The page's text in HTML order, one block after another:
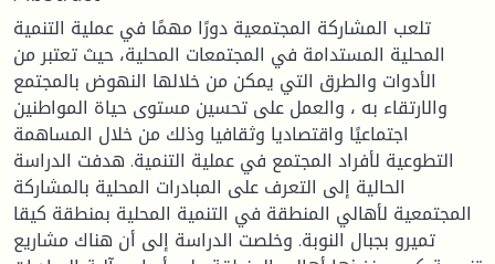
تلعب المشاركة المجتمعية دورًا مهمًا في عملية التنمية
المحلية المستدامة في المجتمعات المحلية، حيث تعتبر من
الأدوات والطرق التي يمكن من خلالها النهوض بالمجتمع
والارتقاء به ، والعمل على تحسين مستوى حياة المواطنين
اجتماعيًا واقتصاديا وثقافيا وذلك من خلال المساهمة
التطوعية لأفراد المجتمع في عملية التنمية. هدفت الدراسة
الحالية إلى التعرف على المبادرات المحلية بالمشاركة
المجتمعية لأهالي المنطقة في التنمية المحلية بمنطقة كيقا
تميرو بجبال النوبة. وخلصت الدراسة إلى أن هناك مشاريع